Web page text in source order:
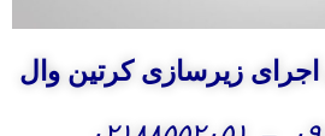
اجرای زیرسازی کرتین وال